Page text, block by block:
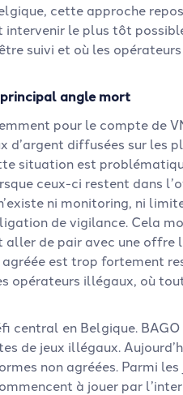
cette approche
le plus tôt
suivi et où les
angle mort
pour le compte de
d’argent diffusées sur les
situation est
ceux-ci restent dans
ni monitoring, ni
de vigilance. Cela
aller de pair avec une
est trop fortement
opérateurs illégaux, où
central en Belgique.
de jeux illégaux.
non agréées. Parmi
à jouer par